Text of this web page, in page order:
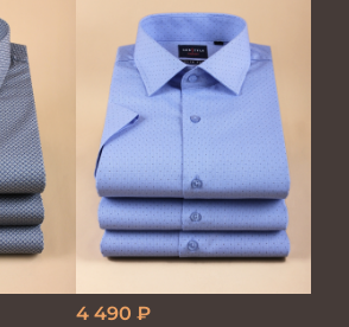
4 490 ₽